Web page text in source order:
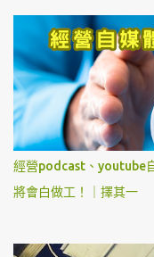
經營podcast、youtube
將會白做工！｜擇其一